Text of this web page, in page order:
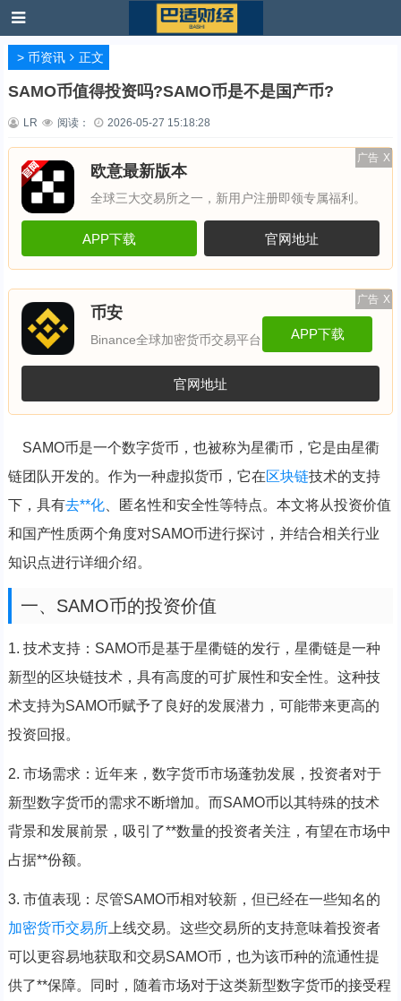
> 币资讯 正文
SAMO币值得投资吗?SAMO币是不是国产币?
LR 阅读： 2026-05-27 15:18:28
广告 X
欧意最新版本
全球三大交易所之一，新用户注册即领专属福利。
APP下载 官网地址
广告 X
币安
Binance全球加密货币交易平台 APP下载
官网地址
SAMO币是一个数字货币，也被称为星衢币，它是由星衢
链团队开发的。作为一种虚拟货币，它在区块链技术的支持
下，具有去**化、匿名性和安全性等特点。本文将从投资价值
和国产性质两个角度对SAMO币进行探讨，并结合相关行业
知识点进行详细介绍。
一、SAMO币的投资价值
1. 技术支持：SAMO币是基于星衢链的发行，星衢链是一种
新型的区块链技术，具有高度的可扩展性和安全性。这种技
术支持为SAMO币赋予了良好的发展潜力，可能带来更高的
投资回报。
2. 市场需求：近年来，数字货币市场蓬勃发展，投资者对于
新型数字货币的需求不断增加。而SAMO币以其特殊的技术
背景和发展前景，吸引了**数量的投资者关注，有望在市场中
占据**份额。
3. 市值表现：尽管SAMO币相对较新，但已经在一些知名的
加密货币交易所上线交易。这些交易所的支持意味着投资者
可以更容易地获取和交易SAMO币，也为该币种的流通性提
供了**保障。同时，随着市场对于这类新型数字货币的接受程